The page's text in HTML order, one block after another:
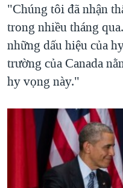
"Chúng tôi đã nhận
trong nhiều tháng
những dấu hiệu của
trường của Canada
hy vọng này."